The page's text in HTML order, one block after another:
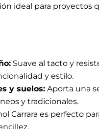
ideal para proyectos
Suave al tacto y
y estilo.
y suelos: Aporta una
y tradicionales.
Carrara es perfecto